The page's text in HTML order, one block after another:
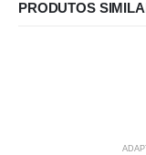
PRODUTOS